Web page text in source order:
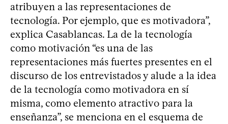
atribuyen a las representaciones de
tecnología. Por ejemplo, que es motivadora”,
explica Casablancas. La de la tecnología
como motivación “es una de las
representaciones más fuertes presentes en el
discurso de los entrevistados y alude a la idea
de la tecnología como motivadora en sí
misma, como elemento atractivo para la
enseñanza”, se menciona en el esquema de